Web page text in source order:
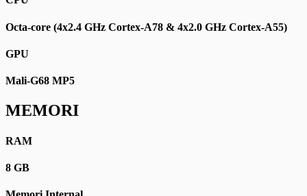
Octa-core (4x2.4 GHz Cortex-A78 & 4x2.0 GHz Cortex-A55)
GPU
Mali-G68 MP5
MEMORI
RAM
8 GB